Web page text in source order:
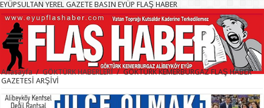
EYÜPSULTAN YEREL GAZETE BASIN EYÜP FLAŞ HABER
Anasayfa / GÖKTÜRK HABERLERİ / GÖKTÜRK KEMERBURGAZ FLAŞ HABER
GAZETESİ ARŞİVİ